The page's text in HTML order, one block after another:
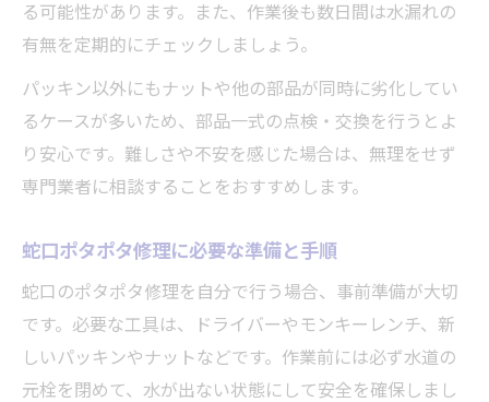
る可能性があります。また、作業後も数日間は水漏れの
有無を定期的にチェックしましょう。
パッキン以外にもナットや他の部品が同時に劣化してい
るケースが多いため、部品一式の点検・交換を行うとよ
り安心です。難しさや不安を感じた場合は、無理をせず
専門業者に相談することをおすすめします。
蛇口ポタポタ修理に必要な準備と手順
蛇口のポタポタ修理を自分で行う場合、事前準備が大切
です。必要な工具は、ドライバーやモンキーレンチ、新
しいパッキンやナットなどです。作業前には必ず水道の
元栓を閉めて、水が出ない状態にして安全を確保しまし